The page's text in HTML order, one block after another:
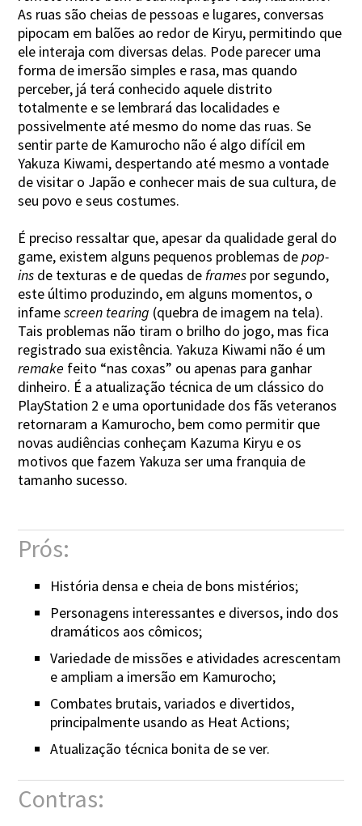
As ruas são cheias de pessoas e lugares, conversas
pipocam em balões ao redor de Kiryu, permitindo que
ele interaja com diversas delas. Pode parecer uma
forma de imersão simples e rasa, mas quando
perceber, já terá conhecido aquele distrito
totalmente e se lembrará das localidades e
possivelmente até mesmo do nome das ruas. Se
sentir parte de Kamurocho não é algo difícil em
Yakuza Kiwami, despertando até mesmo a vontade
de visitar o Japão e conhecer mais de sua cultura, de
seu povo e seus costumes.
É preciso ressaltar que, apesar da qualidade geral do
game, existem alguns pequenos problemas depop-
ins de texturas e de quedas deframes por segundo,
este último produzindo, em alguns momentos, o
infamescreen tearing (quebra de imagem na tela).
Tais problemas não tiram o brilho do jogo, mas fica
registrado sua existência. Yakuza Kiwami não é um
remake feito “nas coxas” ou apenas para ganhar
dinheiro. É a atualização técnica de um clássico do
PlayStation 2 e uma oportunidade dos fãs veteranos
retornaram a Kamurocho, bem como permitir que
novas audiências conheçam Kazuma Kiryu e os
motivos que fazem Yakuza ser uma franquia de
tamanho sucesso.
Prós:
História densa e cheia de bons mistérios;
Personagens interessantes e diversos, indo dos
dramáticos aos cômicos;
Variedade de missões e atividades acrescentam
e ampliam a imersão em Kamurocho;
Combates brutais, variados e divertidos,
principalmente usando as Heat Actions;
Atualização técnica bonita de se ver.
Contras: